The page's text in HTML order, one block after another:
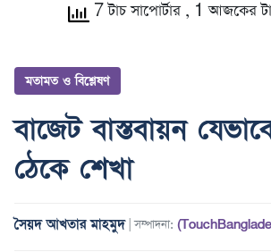
7 টাচ সাপোর্টার , 1 আজকের
মতামত ও বিশ্লেষণ
বাজেট বাস্তবায়ন
ঠেকে শেখা
সৈয়দ আখতার মাহমুদ| সম্পাদনা: